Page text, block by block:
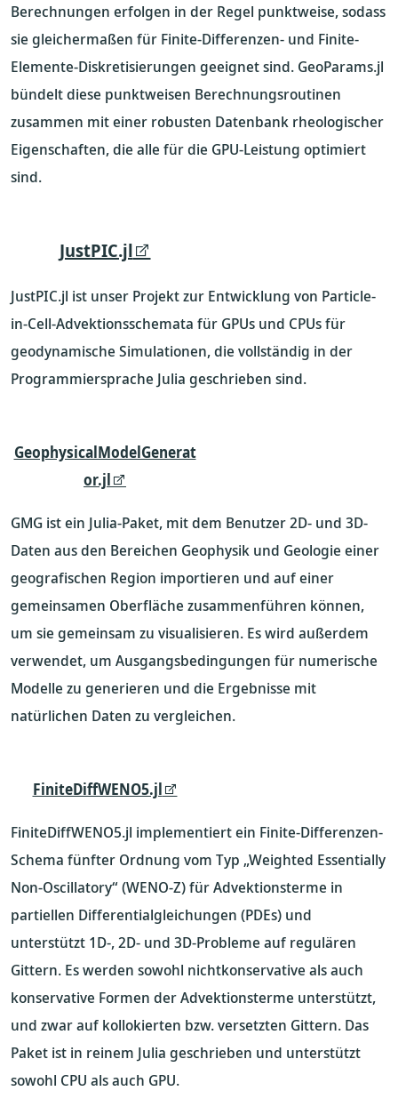
Berechnungen erfolgen in der Regel punktweise, sodass
sie gleichermaßen für Finite-Differenzen- und Finite-
Elemente-Diskretisierungen geeignet sind. GeoParams.jl
bündelt diese punktweisen Berechnungsroutinen
zusammen mit einer robusten Datenbank rheologischer
Eigenschaften, die alle für die GPU-Leistung optimiert
sind.
JustPIC.jl
JustPIC.jl ist unser Projekt zur Entwicklung von Particle-
in-Cell-Advektionsschemata für GPUs und CPUs für
geodynamische Simulationen, die vollständig in der
Programmiersprache Julia geschrieben sind.
GeophysicalModelGenerat
or.jl
GMG ist ein Julia-Paket, mit dem Benutzer 2D- und 3D-
Daten aus den Bereichen Geophysik und Geologie einer
geografischen Region importieren und auf einer
gemeinsamen Oberfläche zusammenführen können,
um sie gemeinsam zu visualisieren. Es wird außerdem
verwendet, um Ausgangsbedingungen für numerische
Modelle zu generieren und die Ergebnisse mit
natürlichen Daten zu vergleichen.
FiniteDiffWENO5.jl
FiniteDiffWENO5.jl implementiert ein Finite-Differenzen-
Schema fünfter Ordnung vom Typ „Weighted Essentially
Non-Oscillatory“ (WENO-Z) für Advektionsterme in
partiellen Differentialgleichungen (PDEs) und
unterstützt 1D-, 2D- und 3D-Probleme auf regulären
Gittern. Es werden sowohl nichtkonservative als auch
konservative Formen der Advektionsterme unterstützt,
und zwar auf kollokierten bzw. versetzten Gittern. Das
Paket ist in reinem Julia geschrieben und unterstützt
sowohl CPU als auch GPU.